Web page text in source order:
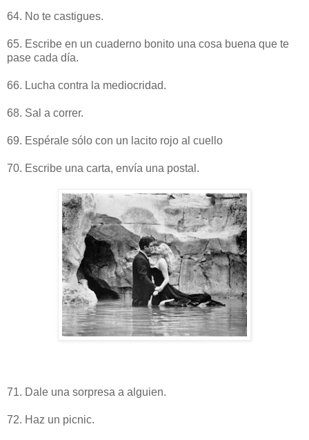
64. No te castigues.
65. Escribe en un cuaderno bonito una cosa buena que te
pase cada día.
66. Lucha contra la mediocridad.
68. Sal a correr.
69. Espérale sólo con un lacito rojo al cuello
70. Escribe una carta, envía una postal.
71. Dale una sorpresa a alguien.
72. Haz un picnic.